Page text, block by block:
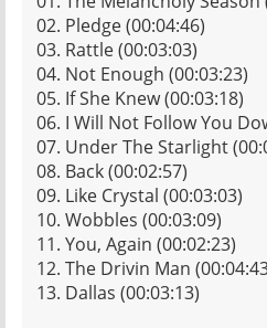
02. Pledge (00:04:46)
03. Rattle (00:03:03)
04. Not Enough (00:03:23)
05. If She Knew (00:03:18)
06. I Will Not Follow You
07. Under The Starlight
08. Back (00:02:57)
09. Like Crystal (00:03:03)
10. Wobbles (00:03:09)
11. You, Again (00:02:23)
12. The Drivin Man
13. Dallas (00:03:13)